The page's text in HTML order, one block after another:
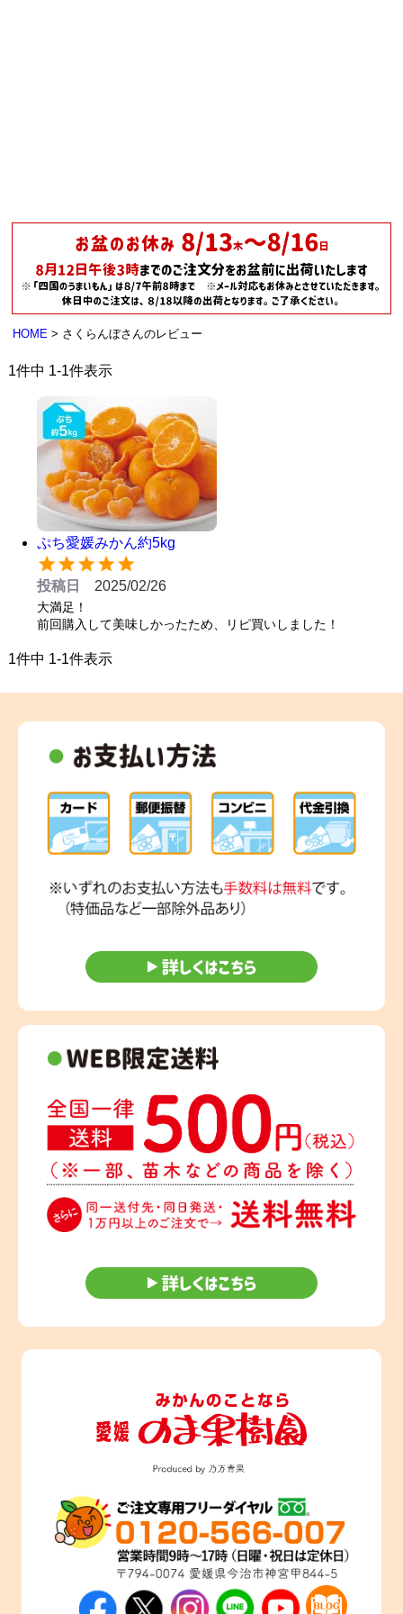
HOME さくらんぼさんのレビュー
1件中 1-1件表示
ぷち愛媛みかん約5kg
投稿日 2025/02/26
大満足！
前回購入して美味しかったため、リピ買いしました！
1件中 1-1件表示